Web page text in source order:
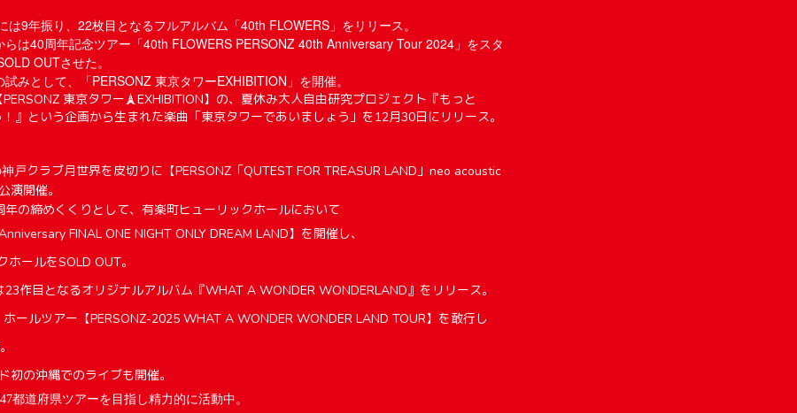
は9年振り、22枚目となるフルアルバム「40th FLOWERS」をリリース。
は40周年記念ツアー「40th FLOWERS PERSONZ 40th Anniversary Tour 2024」をスタ
OUTさせた。
みとして、「PERSONZ 東京タワーEXHIBITION」を開催。
東京タワー🗼EXHIBITION】の、夏休み大人自由研究プロジェクト『もっと
』という企画から生まれた楽曲「 東京タワーであいましょう」を12月30日にリリース。
戸クラブ月世界を皮切りに【PERSONZ「QUTEST FOR TREASUR LAND」neo acoustic
演開催。
の締めくくりとして、有楽町ヒューリックホールにおいて
FINAL ONE NIGHT ONLY DREAM LAND】を開催し、
ホールをSOLD OUT。
作目となるオリジナルアルバム『WHAT A WONDER WONDERLAND』をリリース。
ールツアー【PERSONZ-2025 WHAT A WONDER WONDER LAND TOUR】を敢行し
初の沖縄でのライブも開催。
都道府県ツアーを目指し精力的に活動中。